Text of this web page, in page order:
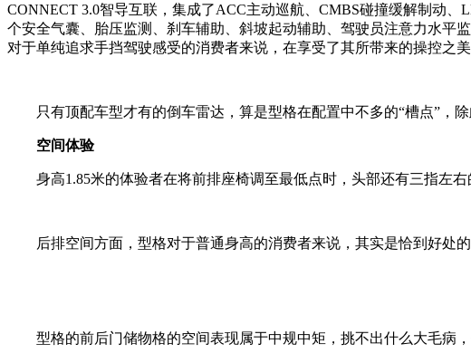
CONNECT 3.0智导互联，集成了ACC主动巡航、CMBS碰撞缓解制动
个安全气囊、胎压监测、刹车辅助、斜坡起动辅助、驾驶员注意力水平
对于单纯追求手挡驾驶感受的消费者来说，在享受了其所带来的操控之
只有顶配车型才有的倒车雷达，算是型格在配置中不多的“槽点”，
空间体验
身高1.85米的体验者在将前排座椅调至最低点时，头部还有三指左右
后排空间方面，型格对于普通身高的消费者来说，其实是恰到好处
型格的前后门储物格的空间表现属于中规中矩，挑不出什么大毛病